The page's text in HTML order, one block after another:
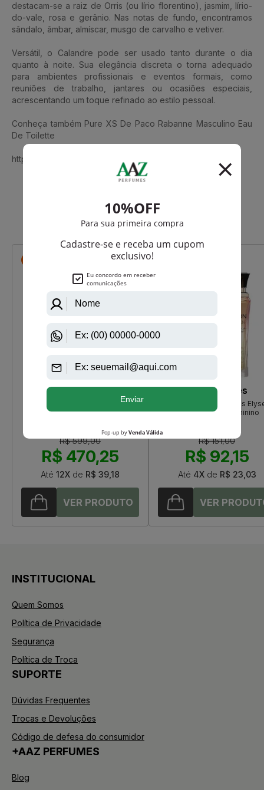
destacam-se a raiz de Orris (ou lírio florentino), jasmim, lírio-
do-vale, rosa e gerânio. Nas notas de fundo, encontramos
sândalo, âmbar, almíscar, musgo de carvalho e vetiver.
Versátil, o Calandre pode ser usado tanto durante o dia
quanto à noite. Sua elegância discreta o torna adequado
para ambientes profissionais e eventos formais, como
reuniões de trabalho, jantares ou ocasiões especiais,
acrescentando um toque refinado ao estilo pessoal.
Conheça também Pure XS De Paco Rabanne Masculino Eau
De Toilette
https://www.aazperfumes.com.br/Paco-Rabanne
Que viu, viu também
Cacharel
Eden De Cacharel Eau De Parfum
Feminino
R$ 599,00
R$ 470,25
Até 12X de R$ 39,18
Paris Elysees
Billion Woman Night Paris
Eau De Parfum Feminino
R$ 151,00
R$ 92,15
Até 4Xde R$ 23,03
INSTITUCIONAL
Quem Somos
Política de Privacidade
Segurança
Política de Troca
SUPORTE
Dúvidas Frequentes
Trocas e Devoluções
Código de defesa do consumidor
+AAZ PERFUMES
Blog